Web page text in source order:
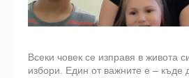
Всеки човек се изправя в живота
избори. Един от важните е – къде